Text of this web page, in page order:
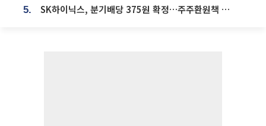
5. SK하이닉스, 분기배당 375원 확정…주주환원책 9월로 앞당겨 발표